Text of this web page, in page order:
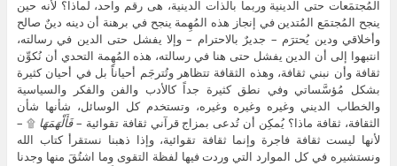
المُجتمَعات حتى الدينية وربما بالذات الدينية، هى رقم واحد، لماذا؟ لأنه حين
ينجح المُجتمَع المُتدين في إنجاز هذه المُهِمة ينجح في برهنة أن دينه دينٌ صالح
وأخلاقي ودين يُحترَم – جديرٌ بالاحترام – وإلا يفشل حتى الدين في رسالته،
انتبهوا إلى أن الدين يفشل حتى هنا في رسالته، هذه المُهِمة التحدي أن نُكوِّن
ثقافة وأن نبني ثقافة، وهذه الثقافة تتظاهر وتُترجَم أحياناً بل في أحيان كثيرة
بشكل مُؤسَّساتي وفي نطق كثيرة جداً كالأدب والفن والفكر والسياسية
والخطاب الديني وغيره وغيره وغيره، وتستخدم كل الوسائل، شأنها شأن
الثقافة، ثقافة ماذا؟ يُمكِن أن تُدعى بمزاج قرآني ثقافة تقوائية –فَأَلْهَمَهَا۩ –
لأنها ليست ثقافة فاجرة وإنما ثقافة تقوائية، وإذا ذهبنا نستقرأ كتاب الله
ونستشيره في كل الموارد التي وردت فيها لفظة التقوى وما اشتُقَ منها وجدنا